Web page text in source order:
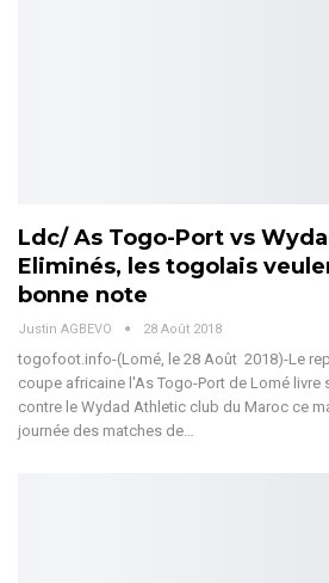
Ldc/ As Togo-Port vs
Eliminés, les togolais
bonne note
Justin AGBEVO 28 Août 2018
togofoot.info-(Lomé, le 28 Août 2018)-Le
coupe africaine l'As Togo-Port de Lomé livre
contre le Wydad Athletic club du Maroc ce
journée des matches de…